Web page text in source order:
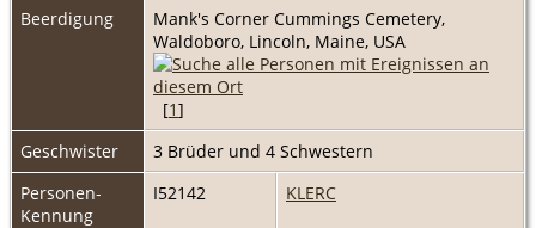
Beerdigung
Mank's Corner Cummings Cemetery,
Waldoboro, Lincoln, Maine, USA
[1]
Geschwister
3 Brüder und 4 Schwestern
Personen-
Kennung
I52142 KLERC